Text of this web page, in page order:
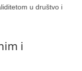
u društvo i
i